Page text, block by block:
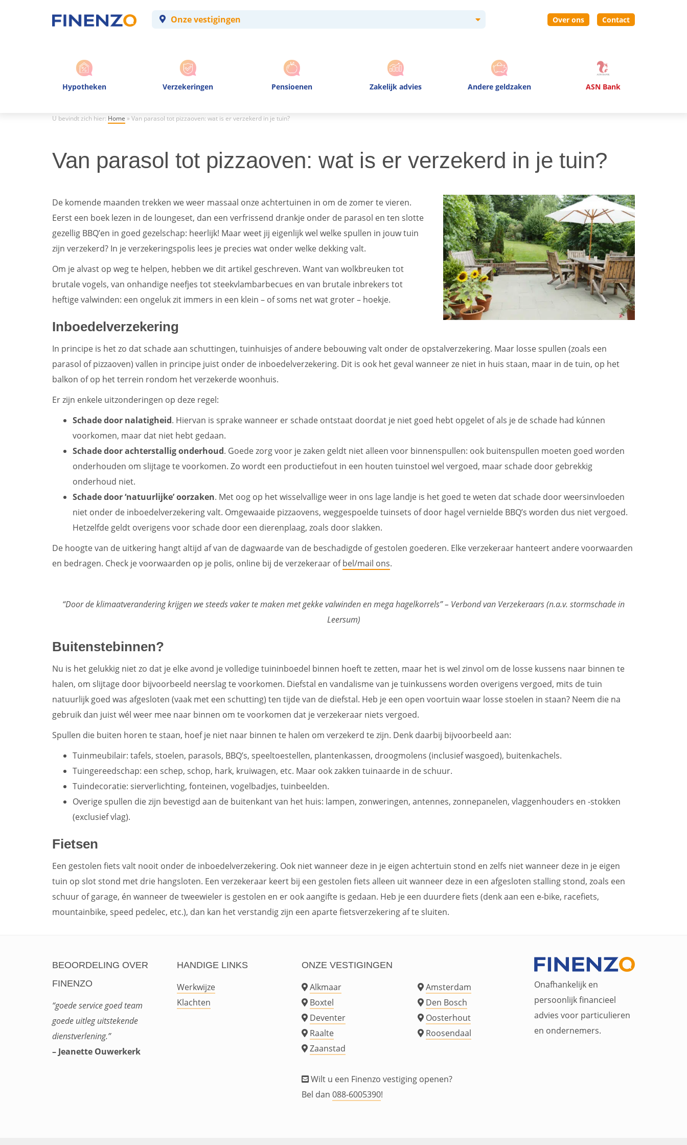
Onze vestigingen Over ons Contact
Hypotheken Verzekeringen Pensioenen Zakelijk advies Andere geldzaken ASN Bank
U bevindt zich hier: Home »Van parasol tot pizzaoven: wat is er verzekerd in je tuin?
Van parasol tot pizzaoven: wat is er verzekerd in je tuin?
De komende maanden trekken we weer massaal onze achtertuinen in om de zomer te vieren.
Eerst een boek lezen in de loungeset, dan een verfrissend drankje onder de parasol en ten slotte
gezellig BBQ’en in goed gezelschap: heerlijk! Maar weet jij eigenlijk wel welke spullen in jouw tuin
zijn verzekerd? In je verzekeringspolis lees je precies wat onder welke dekking valt.
Om je alvast op weg te helpen, hebben we dit artikel geschreven. Want van wolkbreuken tot
brutale vogels, van onhandige neefjes tot steekvlambarbecues en van brutale inbrekers tot
heftige valwinden: een ongeluk zit immers in een klein – of soms net wat groter – hoekje.
Inboedelverzekering
In principe is het zo dat schade aan schuttingen, tuinhuisjes of andere bebouwing valt onder de opstalverzekering. Maar losse spullen (zoals een
parasol of pizzaoven) vallen in principe juist onder de inboedelverzekering. Dit is ook het geval wanneer ze niet in huis staan, maar in de tuin, op het
balkon of op het terrein rondom het verzekerde woonhuis.
Er zijn enkele uitzonderingen op deze regel:
Schade door nalatigheid. Hiervan is sprake wanneer er schade ontstaat doordat je niet goed hebt opgelet of als je de schade had kúnnen
voorkomen, maar dat niet hebt gedaan.
Schade door achterstallig onderhoud. Goede zorg voor je zaken geldt niet alleen voor binnenspullen: ook buitenspullen moeten goed worden
onderhouden om slijtage te voorkomen. Zo wordt een productiefout in een houten tuinstoel wel vergoed, maar schade door gebrekkig
onderhoud niet.
Schade door ‘natuurlijke’ oorzaken. Met oog op het wisselvallige weer in ons lage landje is het goed te weten dat schade door weersinvloeden
niet onder de inboedelverzekering valt. Omgewaaide pizzaovens, weggespoelde tuinsets of door hagel vernielde BBQ’s worden dus niet vergoed.
Hetzelfde geldt overigens voor schade door een dierenplaag, zoals door slakken.
De hoogte van de uitkering hangt altijd af van de dagwaarde van de beschadigde of gestolen goederen. Elke verzekeraar hanteert andere voorwaarden
en bedragen. Check je voorwaarden op je polis, online bij de verzekeraar ofbel/mail ons.
“Door de klimaatverandering krijgen we steeds vaker te maken met gekke valwinden en mega hagelkorrels”– Verbond van Verzekeraars (n.a.v. stormschade in
Leersum)
Buitenstebinnen?
Nu is het gelukkig niet zo dat je elke avond je volledige tuininboedel binnen hoeft te zetten, maar het is wel zinvol om de losse kussens naar binnen te
halen, om slijtage door bijvoorbeeld neerslag te voorkomen. Diefstal en vandalisme van je tuinkussens worden overigens vergoed, mits de tuin
natuurlijk goed was afgesloten (vaak met een schutting) ten tijde van de diefstal. Heb je een open voortuin waar losse stoelen in staan? Neem die na
gebruik dan juist wél weer mee naar binnen om te voorkomen dat je verzekeraar niets vergoed.
Spullen die buiten horen te staan, hoef je niet naar binnen te halen om verzekerd te zijn. Denk daarbij bijvoorbeeld aan:
Tuinmeubilair: tafels, stoelen, parasols, BBQ’s, speeltoestellen, plantenkassen, droogmolens (inclusief wasgoed), buitenkachels.
Tuingereedschap: een schep, schop, hark, kruiwagen, etc. Maar ook zakken tuinaarde in de schuur.
Tuindecoratie: sierverlichting, fonteinen, vogelbadjes, tuinbeelden.
Overige spullen die zijn bevestigd aan de buitenkant van het huis: lampen, zonweringen, antennes, zonnepanelen, vlaggenhouders en -stokken
(exclusief vlag).
Fietsen
Een gestolen fiets valt nooit onder de inboedelverzekering. Ook niet wanneer deze in je eigen achtertuin stond en zelfs niet wanneer deze in je eigen
tuin op slot stond met drie hangsloten. Een verzekeraar keert bij een gestolen fiets alleen uit wanneer deze in een afgesloten stalling stond, zoals een
schuur of garage, én wanneer de tweewieler is gestolen en er ook aangifte is gedaan. Heb je een duurdere fiets (denk aan een e-bike, racefiets,
mountainbike, speed pedelec, etc.), dan kan het verstandig zijn een aparte fietsverzekering af te sluiten.
Onafhankelijk en
persoonlijk financieel
advies voor particulieren
en ondernemers.
ONZE VESTIGINGEN
Alkmaar
Amsterdam
Boxtel
Den Bosch
Deventer
Oosterhout
Raalte
Roosendaal
Zaanstad
Wilt u een Finenzo vestiging openen?
Bel dan 088-6005390!
BEOORDELING OVER
FINENZO
“goede service goed team
goede uitleg uitstekende
dienstverlening.”
– Jeanette Ouwerkerk
HANDIGE LINKS
Werkwijze
Klachten